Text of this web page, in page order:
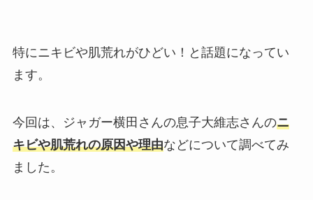
特にニキビや肌荒れがひどい！と話題になってい
ます。
今回は、ジャガー横田さんの息子大維志さんのニ
キビや肌荒れの原因や理由などについて調べてみ
ました。